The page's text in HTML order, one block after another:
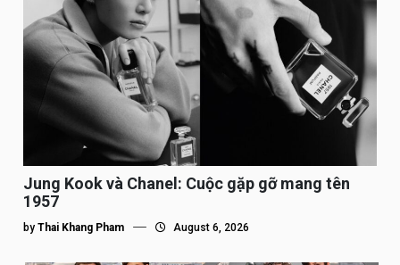
Jung Kook và Chanel: Cuộc gặp gỡ mang tên
1957
by Thai Khang Pham August 6, 2026